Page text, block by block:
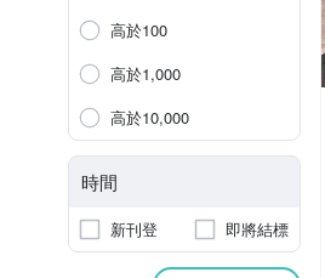
高於100
高於1,000
高於10,000
時間
新刊登 即將結標